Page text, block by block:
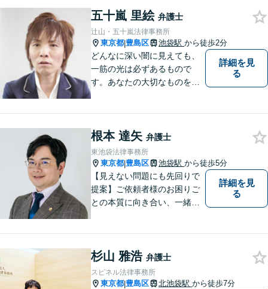
五十嵐 里絵 弁護士
辻山・五十嵐法律事務所
東京都|豊島区 池袋駅 から徒歩2分
どんなに深い闇に見えても、
一筋の光は必ずあるもので
す。あなたの大切なものを守
う。 弁護士は、悩むあなたの
強くて優しい最強・最良のパ
ートナーです。
詳細を見
る
根本 達矢 弁護士
東池袋法律事務所
東京都|豊島区 池袋駅 から徒歩5分
【見えない問題にも先回りで
提案】ご依頼者様のお困りご
との本質に向き合い、一緒に
りつけ医」として、お気軽に
ご相談ください。不動産・相
続問題もワンストップ対応
詳細を見
る
杉山 雅浩 弁護士
スピネル法律事務所
東京都|豊島区 北池袋駅 から徒歩7分